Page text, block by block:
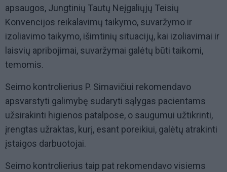
apsaugos, Jungtinių Tautų Neįgaliųjų Teisių
Konvencijos reikalavimų taikymo, suvaržymo ir
izoliavimo taikymo, išimtinių situacijų, kai izoliavimai ir
laisvių apribojimai, suvaržymai galėtų būti taikomi,
temomis.
Seimo kontrolierius P. Simavičiui rekomendavo
apsvarstyti galimybę sudaryti sąlygas pacientams
užsirakinti higienos patalpose, o saugumui užtikrinti,
įrengtas užraktas, kurį, esant poreikiui, galėtų atrakinti
įstaigos darbuotojai.
Seimo kontrolierius taip pat rekomendavo visiems